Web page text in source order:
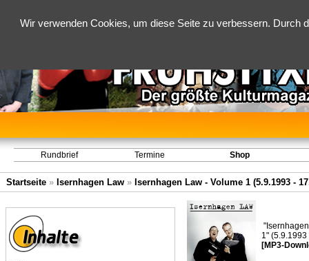
Wir verwenden Cookies, um diese Seite zu verbessern.
Rundbrief Termine Shop
Startseite » Isernhagen Law » Isernhagen Law - Volume 1 (5.9.1993 -
1"
[MP3-